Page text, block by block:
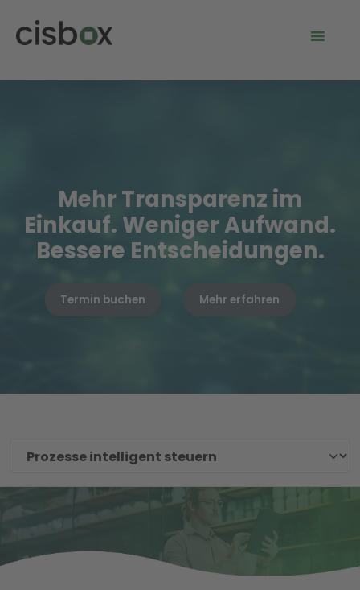
Mehr Transparenz im
Einkauf. Weniger Aufwand.
Bessere Entscheidungen.
Termin buchen Mehr erfahren